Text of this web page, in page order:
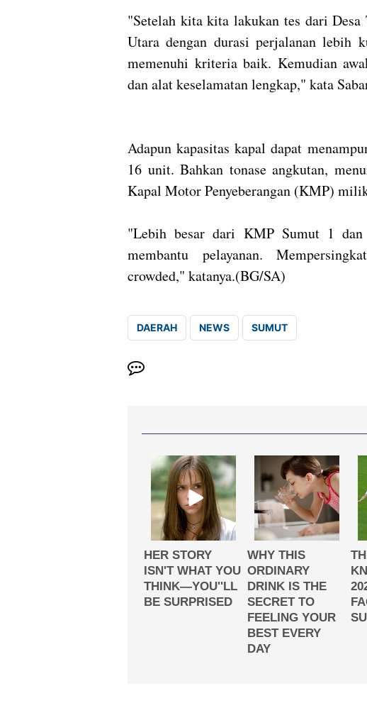
"Setelah kita kita lakukan tes dari
Utara dengan durasi perjalanan lebih
memenuhi kriteria baik. Kemudian
dan alat keselamatan lengkap," kata
Adapun kapasitas kapal dapat
16 unit. Bahkan tonase angkutan,
Kapal Motor Penyeberangan (KMP)
"Lebih besar dari KMP Sumut 1
membantu pelayanan.
crowded," katanya.(BG/SA)
DAERAH NEWS SUMUT